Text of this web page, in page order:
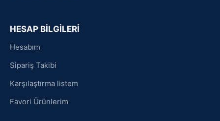
HESAP BİLGİLERİ
Hesabım
Sipariş Takibi
Karşılaştırma listem
Favori Ürünlerim